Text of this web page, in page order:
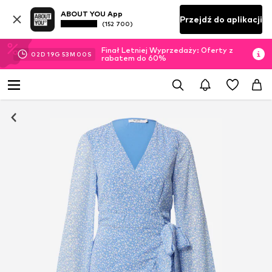
ABOUT YOU App
(152 700) Przejdź do aplikacji
02D 19G 52M 59S
Finał Letniej Wyprzedaży: Oferty z
rabatem do 60%